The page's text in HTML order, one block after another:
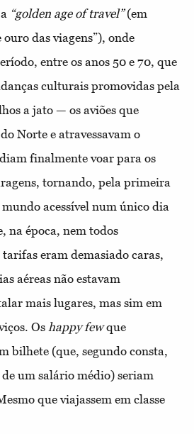
“golden age of travel”(em
das viagens”), onde
entre os anos 50 e 70, que
culturais promovidas pela
a jato — os aviões que
Norte e atravessavam o
finalmente voar para os
tornando, pela primeira
acessível num único dia
na época, nem todos
eram demasiado caras,
aéreas não estavam
mais lugares, mas sim em
Os happy fewque
bilhete (que, segundo consta,
um salário médio) seriam
que viajassem em classe